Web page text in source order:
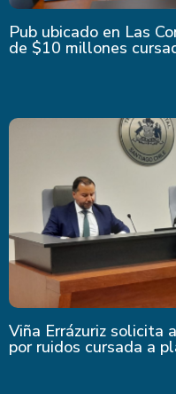
Pub ubicado en Las
de $10 millones
Viña Errázuriz solicita
por ruidos cursada a